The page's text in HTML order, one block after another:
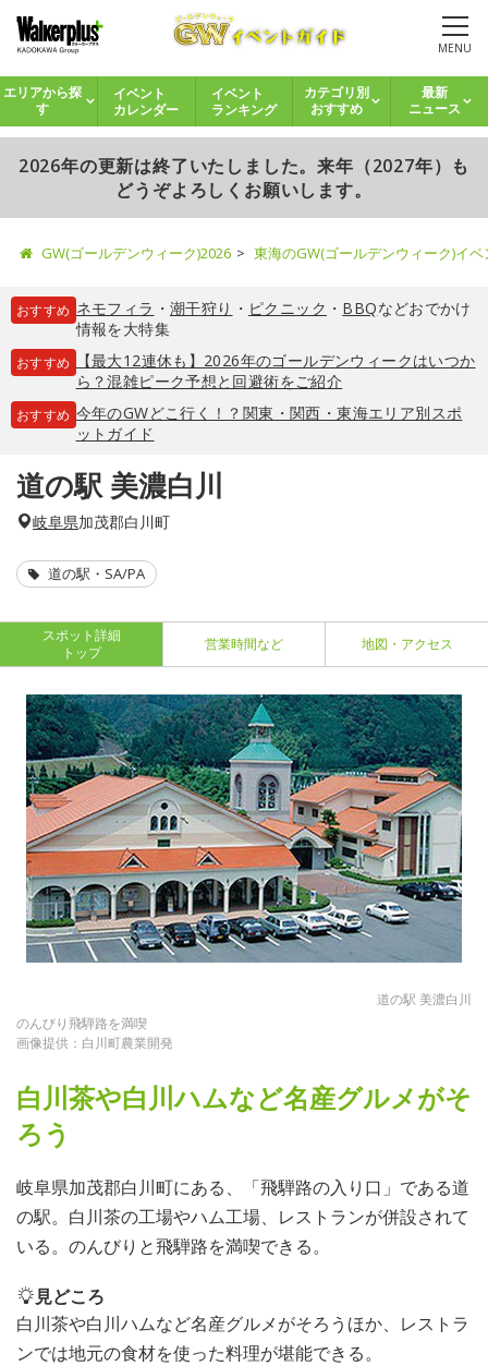
MENU
エリアから探
す
イベント
カレンダー
イベント
ランキング
カテゴリ別
おすすめ
最新
ニュース
2026年の更新は終了いたしました。来年（2027年）も
どうぞよろしくお願いします。
GW(ゴールデンウィーク)2026 東海のGW(ゴールデンウィーク)イ
おすすめ ネモフィラ ・ 潮干狩り ・ ピクニック ・ BBQなどおでかけ
情報を大特集
おすすめ
【最大12連休も】2026年のゴールデンウィークはいつか
ら？混雑ピーク予想と回避術をご紹介
おすすめ 今年のGWどこ行く！？関東・関西・東海エリア別スポ
ットガイド
道の駅 美濃白川
岐阜県加茂郡白川町
道の駅・SA/PA
スポット詳細
トップ
営業時間など 地図・アクセス
道の駅 美濃白川
のんびり飛騨路を満喫
画像提供：白川町農業開発
白川茶や白川ハムなど名産グルメがそ
ろう
岐阜県加茂郡白川町にある、「飛騨路の入り口」である道
の駅。白川茶の工場やハム工場、レストランが併設されて
いる。のんびりと飛騨路を満喫できる。
見どころ
白川茶や白川ハムなど名産グルメがそろうほか、レストラ
ンでは地元の食材を使った料理が堪能できる。